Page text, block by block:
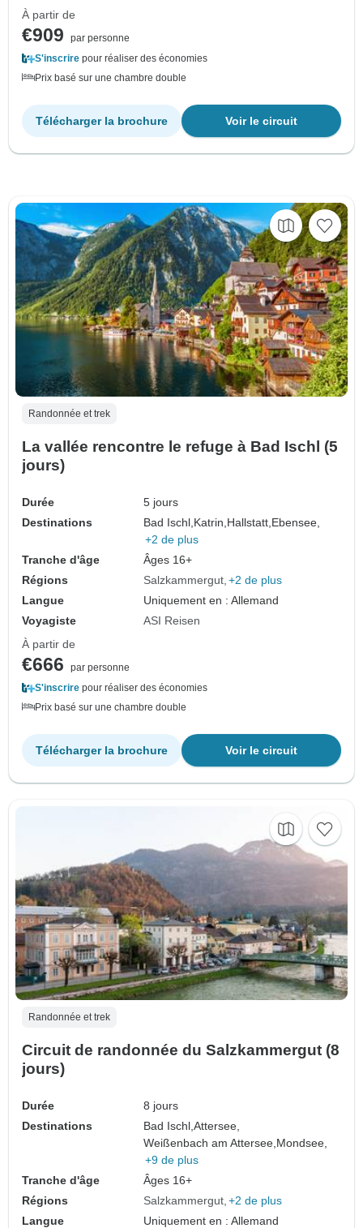
À partir de
€909
par personne
S'inscrire pour réaliser des économies
Prix basé sur une chambre double
Voir le circuit
Télécharger la brochure
Randonnée et trek
La vallée rencontre le refuge à Bad Ischl (5
jours)
Durée
5 jours
Destinations
Bad Ischl, Katrin, Hallstatt, Ebensee,
+2 de plus
Tranche d'âge
Âges 16+
Régions
Salzkammergut +2 de plus
Langue
Uniquement en : Allemand
Voyagiste
ASI Reisen
À partir de
€666
par personne
S'inscrire pour réaliser des économies
Prix basé sur une chambre double
Voir le circuit
Télécharger la brochure
Randonnée et trek
Circuit de randonnée du Salzkammergut (8
jours)
Durée
8 jours
Destinations
Bad Ischl,Attersee,
Weißenbach am Attersee, Mondsee,
+9 de plus
Tranche d'âge
Âges 16+
Régions
Salzkammergut +2 de plus
Langue
Uniquement en : Allemand